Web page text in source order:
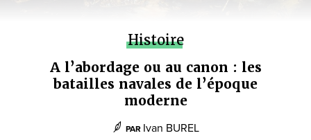
Histoire
A l’abordage ou au canon : les
batailles navales de l’époque
moderne
PAR Ivan BUREL